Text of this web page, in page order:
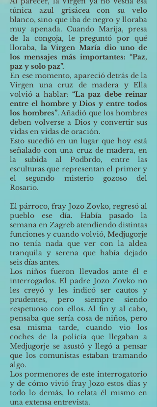
túnica azul grisácea con su velo
blanco, sino que iba de negro y lloraba
muy apenada. Cuando Marija, presa
de la congoja, le preguntó por qué
lloraba, la Virgen María dio uno de
los mensajes más importantes: “Paz,
paz y solo paz”.
En ese momento, apareció detrás de la
Virgen una cruz de madera y Ella
volvió a hablar: “La paz debe reinar
entre el hombre y Dios y entre todos
los hombres”. Añadió que los hombres
deben volverse a Dios y convertir sus
vidas en vidas de oración.
Esto sucedió en un lugar que hoy está
señalado con una cruz de madera, en
la subida al Podbrdo, entre las
esculturas que representan el primer y
el segundo misterio gozoso del
Rosario.
El párroco, fray Jozo Zovko, regresó al
pueblo ese día. Había pasado la
semana en Zagreb atendiendo distintas
funciones y cuando volvió, Medjugorje
no tenía nada que ver con la aldea
tranquila y serena que había dejado
seis días antes.
Los niños fueron llevados ante él e
interrogados. El padre Jozo Zovko no
les creyó y les indicó ser cautos y
prudentes, pero siempre siendo
respetuoso con ellos. Al fin y al cabo,
pensaba que sería cosa de niños, pero
esa misma tarde, cuando vio los
coches de la policía que llegaban a
Medjugorje se asustó y llegó a pensar
que los comunistas estaban tramando
algo.
Los pormenores de este interrogatorio
y de cómo vivió fray Jozo estos días y
todo lo demás, lo relata él mismo en
una extensa entrevista.